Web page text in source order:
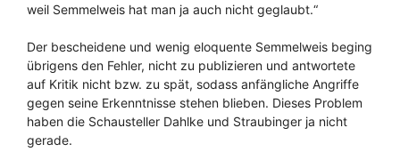
weil Semmelweis hat man ja auch nicht geglaubt.“
Der bescheidene und wenig eloquente Semmelweis beging
übrigens den Fehler, nicht zu publizieren und antwortete
auf Kritik nicht bzw. zu spät, sodass anfängliche Angriffe
gegen seine Erkenntnisse stehen blieben. Dieses Problem
haben die Schausteller Dahlke und Straubinger ja nicht
gerade.